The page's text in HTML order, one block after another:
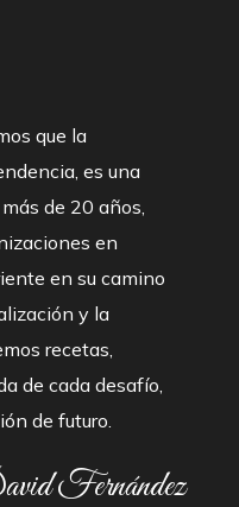
que la
es una
de 20 años,
en
en su camino
y la
recetas,
de cada desafío,
de futuro.
Fernández